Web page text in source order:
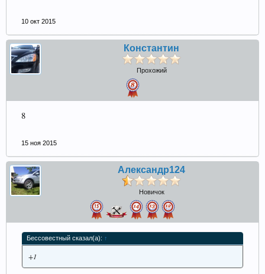
10 окт 2015
Константин
Прохожий
8
15 ноя 2015
Александр124
Новичок
Бессовестный сказал(а): ↑
+1